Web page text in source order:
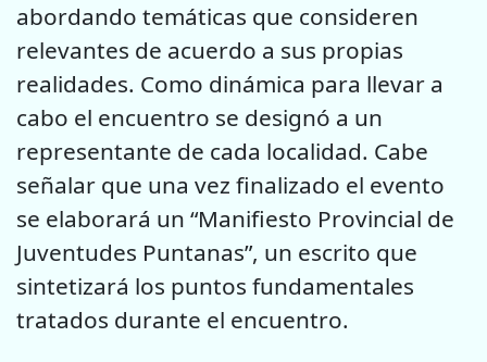
abordando temáticas que consideren
relevantes de acuerdo a sus propias
realidades. Como dinámica para llevar a
cabo el encuentro se designó a un
representante de cada localidad. Cabe
señalar que una vez finalizado el evento
se elaborará un “Manifiesto Provincial de
Juventudes Puntanas”, un escrito que
sintetizará los puntos fundamentales
tratados durante el encuentro.